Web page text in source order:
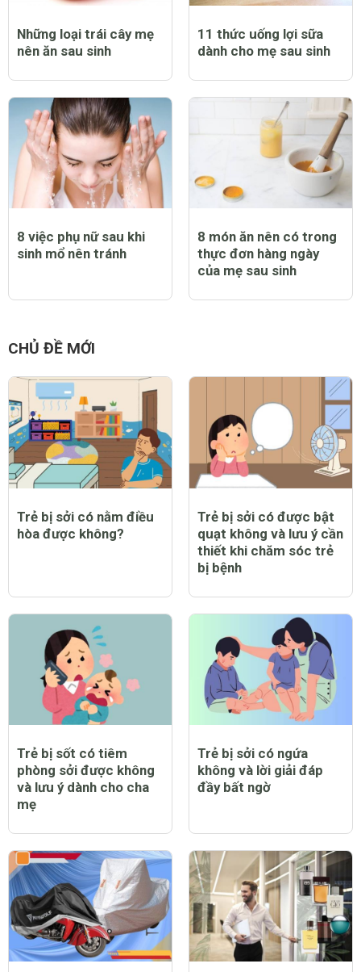
Những loại trái cây mẹ
nên ăn sau sinh
11 thức uống lợi sữa
dành cho mẹ sau sinh
8 việc phụ nữ sau khi
sinh mổ nên tránh
8 món ăn nên có trong
thực đơn hàng ngày
của mẹ sau sinh
CHỦ ĐỀ MỚI
Trẻ bị sởi có nằm điều
hòa được không?
Trẻ bị sởi có được bật
quạt không và lưu ý cần
thiết khi chăm sóc trẻ
bị bệnh
Trẻ bị sốt có tiêm
phòng sởi được không
và lưu ý dành cho cha
mẹ
Trẻ bị sởi có ngứa
không và lời giải đáp
đầy bất ngờ